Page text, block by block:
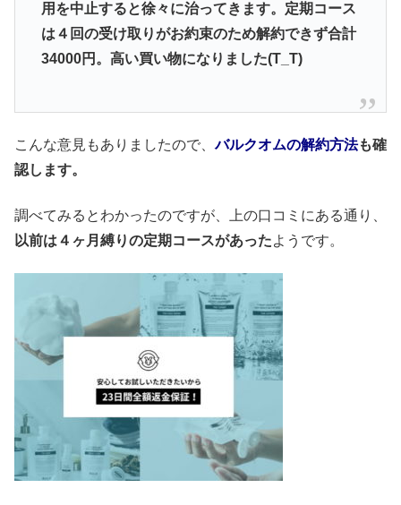
用を中止すると徐々に治ってきます。定期コース
は４回の受け取りがお約束のため解約できず合計
34000円。高い買い物になりました(T_T)
こんな意見もありましたので、バルクオムの解約方法も確
認します。
調べてみるとわかったのですが、上の口コミにある通り、
以前は４ヶ月縛りの定期コースがあったようです。